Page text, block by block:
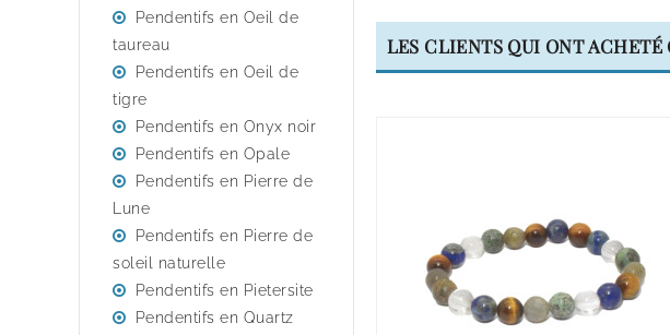
Pendentifs en Oeil de
taureau
Pendentifs en Oeil de
tigre
Pendentifs en Onyx noir
Pendentifs en Opale
Pendentifs en Pierre de
Lune
Pendentifs en Pierre de
soleil naturelle
Pendentifs en Pietersite
Pendentifs en Quartz
LES CLIENTS QUI ONT